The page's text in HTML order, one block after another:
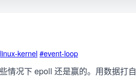
kernel#event-loop
情况下 epoll 还是赢的。用数据打自